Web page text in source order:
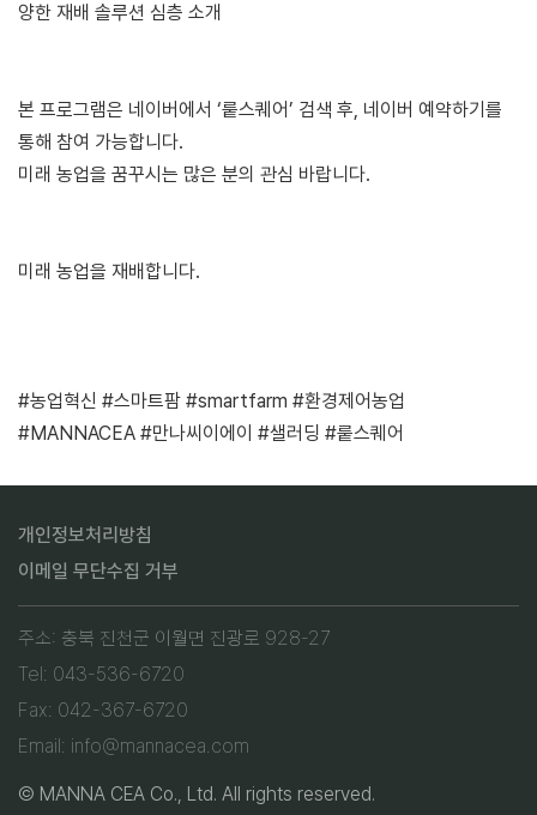
양한 재배 솔루션 심층 소개
본 프로그램은 네이버에서 ‘뤁스퀘어’ 검색 후, 네이버 예약하기를
통해 참여 가능합니다.
미래 농업을 꿈꾸시는 많은 분의 관심 바랍니다.
미래 농업을 재배합니다.
#농업혁신 #스마트팜 #smartfarm #환경제어농업
#MANNACEA #만나씨이에이 #샐러딩 #뤁스퀘어
개인정보처리방침
이메일 무단수집 거부
주소: 충북 진천군 이월면 진광로 928-27
Tel: 043-536-6720
Fax: 042-367-6720
Email: info@mannacea.com
© MANNA CEA Co., Ltd. All rights reserved.